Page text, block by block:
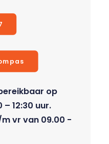
op
12:30 uur.
vr van 09.00 -